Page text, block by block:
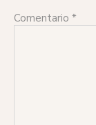
Comentario *